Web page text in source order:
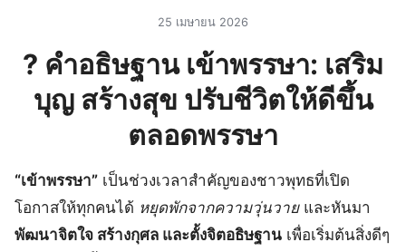
25 เมษายน 2026
? คำอธิษฐาน เข้าพรรษา: เสริม
บุญ สร้างสุข ปรับชีวิตให้ดีขึ้น
ตลอดพรรษา
“เข้าพรรษา” เป็นช่วงเวลาสำคัญของชาวพุทธที่เปิด
โอกาสให้ทุกคนได้ หยุดพักจากความวุ่นวายและหันมา
พัฒนาจิตใจ สร้างกุศล และตั้งจิตอธิษฐาน เพื่อเริ่มต้นสิ่งดีๆ